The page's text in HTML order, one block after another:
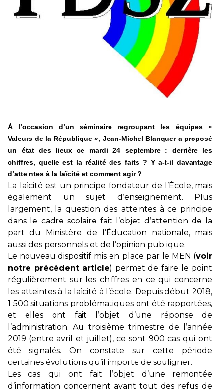
25 juin 2026
En Hongrie, le conservateur Peter Magyar et son parti
Tisza "Respect et liberté" ont remporté une large victoire,
contre le premier ministre sortant, Viktor Orban,…
À l’occasion d’un séminaire regroupant les équipes «
Valeurs de la République », Jean-Michel Blanquer a proposé
un état des lieux ce mardi 24 septembre : derrière les
chiffres, quelle est la réalité des faits ? Y a-t-il davantage
d’atteintes à la laïcité et comment agir ?
La laïcité est un principe fondateur de l’École, mais
également un sujet d’enseignement. Plus
largement, la question des atteintes à ce principe
dans le cadre scolaire fait l’objet d’attention de la
part du Ministère de l’Éducation nationale, mais
aussi des personnels et de l’opinion publique.
Le nouveau dispositif mis en place par le MEN (voir
notre précédent article) permet de faire le point
régulièrement sur les chiffres en ce qui concerne
les atteintes à la laïcité à l’école. Depuis début 2018,
1 500 situations problématiques ont été rapportées,
et elles ont fait l’objet d’une réponse de
l’administration. Au troisième trimestre de l’année
2019 (entre avril et juillet), ce sont 900 cas qui ont
été signalés. On constate sur cette période
certaines évolutions qu’il importe de souligner.
Les cas qui ont fait l’objet d’une remontée
d’information concernent avant tout des refus de